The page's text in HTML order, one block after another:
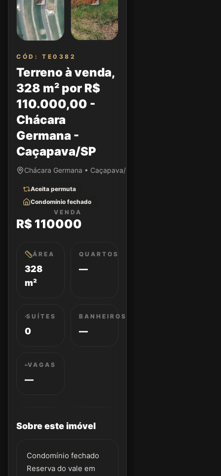
CÓD: TE0382
Terreno à venda,
328 m² por R$
110.000,00 -
Chácara
Germana -
Caçapava/SP
Chácara Germana • Caçapava/SP
Aceita permuta
Condomínio fechado
VENDA
R$ 110000
ÁREA
328
m²
QUARTOS
—
SUÍTES
0
BANHEIROS
—
VAGAS
—
Sobre este imóvel
Condomínio fechado
Reserva do vale em